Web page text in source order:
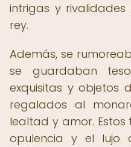
intrigas y
rey.
Además, se
se guardaban
exquisitas y objetos
regalados al
lealtad y amor.
opulencia y el lujo